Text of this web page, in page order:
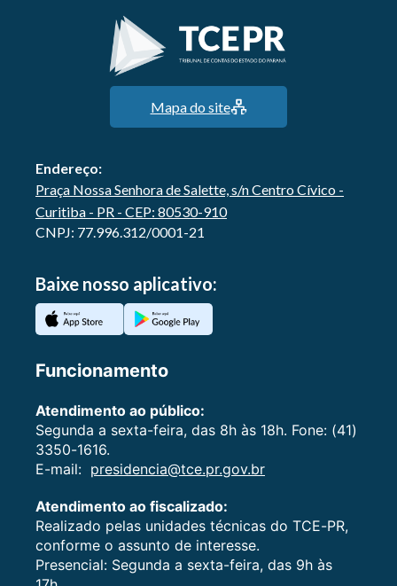
Mapa do site
Endereço:
Praça Nossa Senhora de Salette, s/n Centro Cívico -
Curitiba - PR - CEP: 80530-910
CNPJ: 77.996.312/0001-21
Baixe nosso aplicativo:
Funcionamento
Atendimento ao público:
Segunda a sexta-feira, das 8h às 18h. Fone: (41)
3350-1616.
E-mail: presidencia@tce.pr.gov.br
Atendimento ao fiscalizado:
Realizado pelas unidades técnicas do TCE-PR,
conforme o assunto de interesse.
Presencial: Segunda a sexta-feira, das 9h às